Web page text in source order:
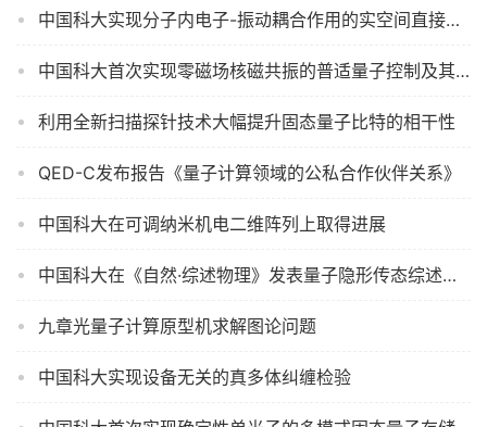
中国科大实现分子内电子-振动耦合作用的实空间直接观察
中国科大首次实现零磁场核磁共振的普适量子控制及其保真度评估
利用全新扫描探针技术大幅提升固态量子比特的相干性
QED-C发布报告《量子计算领域的公私合作伙伴关系》
中国科大在可调纳米机电二维阵列上取得进展
中国科大在《自然·综述物理》发表量子隐形传态综述论文
九章光量子计算原型机求解图论问题
中国科大实现设备无关的真多体纠缠检验